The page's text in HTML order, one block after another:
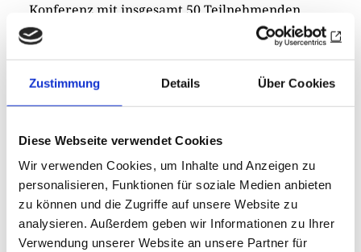
Zustimmung Details Über Cookies
Diese Webseite verwendet Cookies
Wir verwenden Cookies, um Inhalte und Anzeigen zu
personalisieren, Funktionen für soziale Medien anbieten
zu können und die Zugriffe auf unsere Website zu
analysieren. Außerdem geben wir Informationen zu Ihrer
Verwendung unserer Website an unsere Partner für
Konferenz mit insgesamt 50 Teilnehmenden
statt. Nach einer Botschaft von RI-Präsident
vor, ehe Workshops die Projektarbeit vertieften:
Regionen; das Trinationale Schulprojekt, in dem
Zehntklässler ein Schuljahr lang online an
europäischen Themen arbeiten – mit Auftakt
und Abschluss in Präsenz an zwei Schulen; ein
Informationsprogramm zu Institutionen und